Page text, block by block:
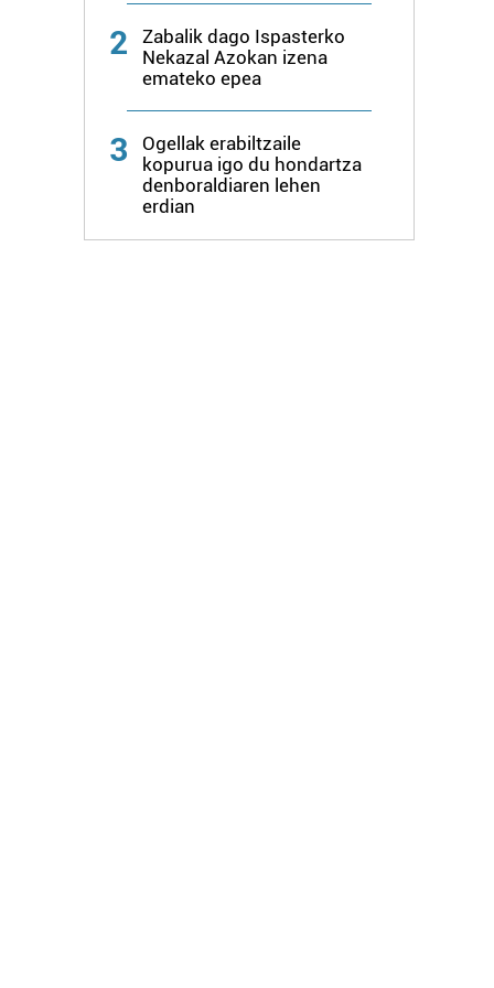
2
Zabalik dago Ispasterko
Nekazal Azokan izena
emateko epea
3
Ogellak erabiltzaile
kopurua igo du hondartza
denboraldiaren lehen
erdian